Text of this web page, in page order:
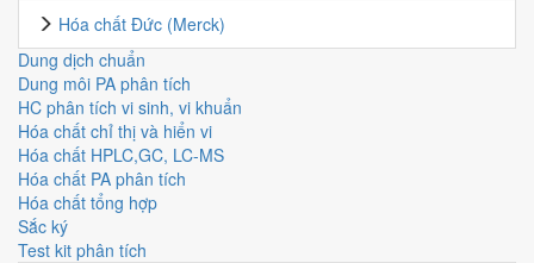
Hóa chất Đức (Merck)
Dung dịch chuẩn
Dung môi PA phân tích
HC phân tích vi sinh, vi khuẩn
Hóa chất chỉ thị và hiển vi
Hóa chất HPLC,GC, LC-MS
Hóa chất PA phân tích
Hóa chất tổng hợp
Sắc ký
Test kit phân tích